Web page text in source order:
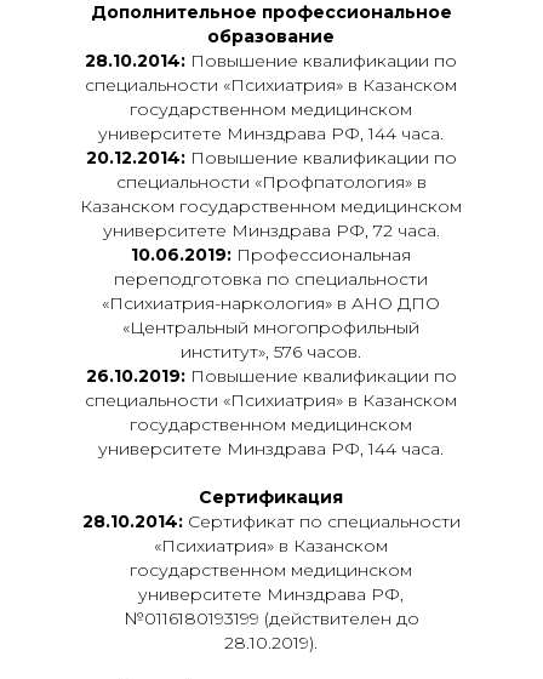
Дополнительное профессиональное
образование
28.10.2014: Повышение квалификации по
специальности «Психиатрия» в Казанском
государственном медицинском
университете Минздрава РФ, 144 часа.
20.12.2014:Повышение квалификации по
специальности «Профпатология» в
Казанском государственном медицинском
университете Минздрава РФ, 72 часа.
10.06.2019: Профессиональная
переподготовка по специальности
«Психиатрия-наркология» в АНО ДПО
«Центральный многопрофильный
институт», 576 часов.
26.10.2019:Повышение квалификации по
специальности «Психиатрия» в Казанском
государственном медицинском
университете Минздрава РФ, 144 часа.
Сертификация
28.10.2014:Сертификат по специальности
«Психиатрия» в Казанском
государственном медицинском
университете Минздрава РФ,
№0116180193199 (действителен до
28.10.2019).